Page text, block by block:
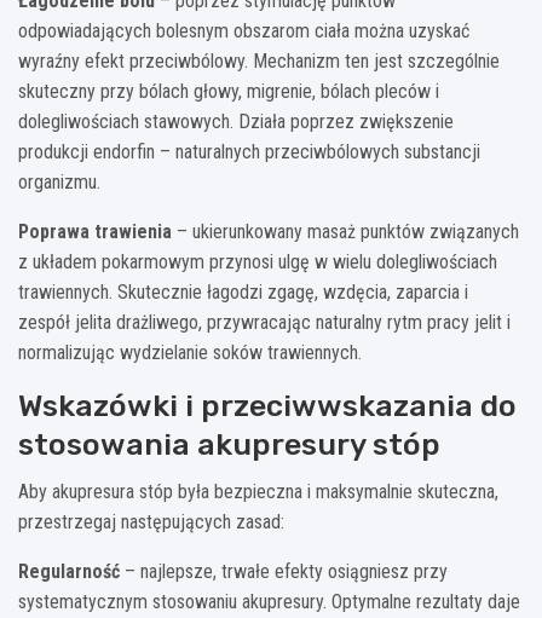
odpowiadających bolesnym obszarom ciała można uzyskać
wyraźny efekt przeciwbólowy. Mechanizm ten jest szczególnie
skuteczny przy bólach głowy, migrenie, bólach pleców i
dolegliwościach stawowych. Działa poprzez zwiększenie
produkcji endorfin – naturalnych przeciwbólowych substancji
organizmu.
Poprawa trawienia – ukierunkowany masaż punktów związanych
z układem pokarmowym przynosi ulgę w wielu dolegliwościach
trawiennych. Skutecznie łagodzi zgagę, wzdęcia, zaparcia i
zespół jelita drażliwego, przywracając naturalny rytm pracy jelit i
normalizując wydzielanie soków trawiennych.
Wskazówki i przeciwwskazania do
stosowania akupresury stóp
Aby akupresura stóp była bezpieczna i maksymalnie skuteczna,
przestrzegaj następujących zasad:
Regularność – najlepsze, trwałe efekty osiągniesz przy
systematycznym stosowaniu akupresury. Optymalne rezultaty daje